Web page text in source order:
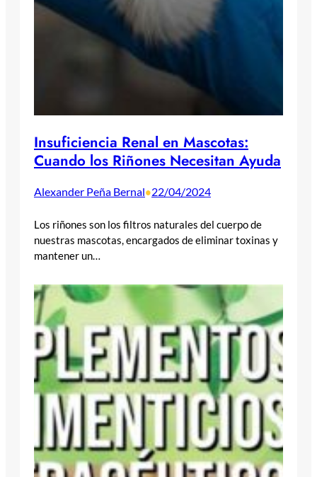
Insuficiencia Renal en Mascotas:
Cuando los Riñones Necesitan Ayuda
Alexander Peña Bernal•22/04/2024
Los riñones son los filtros naturales del cuerpo de
nuestras mascotas, encargados de eliminar toxinas y
mantener un…